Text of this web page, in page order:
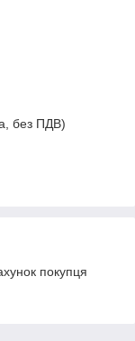
без ПДВ)
покупця